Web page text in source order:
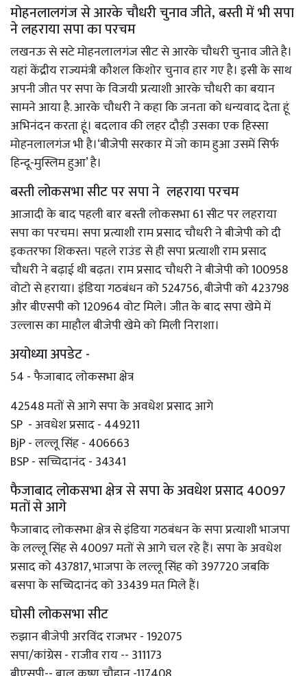
मोहनलालगंज से आरके चौधरी चुनाव जीते, बस्ती में भी सपा
ने लहराया सपा का परचम
लखनऊ से सटे मोहनलालगंज सीट से आरके चौधरी चुनाव जीते है।
यहां केंद्रीय राज्यमंत्री कौशल किशोर चुनाव हार गए है। इसी के साथ
अपनी जीत पर सपा के विजयी प्रत्याशी आरके चौधरी का बयान
सामने आया है. आरके चौधरी ने कहा कि जनता को धन्यवाद देता हूं
अभिनंदन करता हूं। बदलाव की लहर दौड़ी उसका एक हिस्सा
मोहनलालगंज भी है।‘बीजेपी सरकार में जो काम हुआ उसमें सिर्फ
हिन्दू-मुस्लिम हुआ’ है।
बस्ती लोकसभा सीट पर सपा ने लहराया परचम
आजादी के बाद पहली बार बस्ती लोकसभा 61 सीट पर लहराया
सपा का परचम। सपा प्रत्याशी राम प्रसाद चौधरी ने बीजेपी को दी
इकतरफा शिकस्त। पहले राउंड से ही सपा प्रत्याशी राम प्रसाद
चौधरी ने बढ़ाई थी बढ़त। राम प्रसाद चौधरी ने बीजेपी को 100958
वोटो से हराया। इंडिया गठबंधन को 524756, बीजेपी को 423798
और बीएसपी को 120964 वोट मिले। जीत के बाद सपा खेमे में
उल्लास का माहौल बीजेपी खेमे को मिली निराशा।
अयोध्या अपडेट -
54 - फैजाबाद लोकसभा क्षेत्र
42548 मतों से आगे सपा के अवधेश प्रसाद आगे
SP - अवधेश प्रसाद - 449211
BjP - लल्लू सिंह - 406663
BSP - सच्चिदानंद - 34341
फैजाबाद लोकसभा क्षेत्र से सपा के अवधेश प्रसाद 40097
मतों से आगे
फैजाबाद लोकसभा क्षेत्र से इंडिया गठबंधन के सपा प्रत्याशी भाजपा
के लल्लू सिंह से 40097 मतों से आगे चल रहे हैं। सपा के अवधेश
प्रसाद को 437817, भाजपा के लल्लू सिंह को 397720 जबकि
बसपा के सच्चिदानंद को 33439 मत मिले हैं।
घोसी लोकसभा सीट
रुझान बीजेपी अरविंद राजभर - 192075
सपा/कांग्रेस - राजीव राय -- 311173